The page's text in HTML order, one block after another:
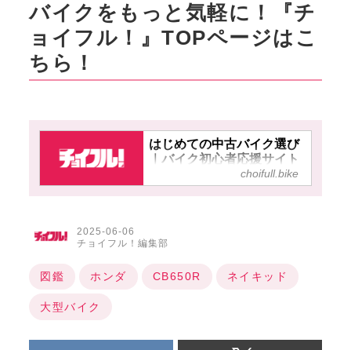
バイクをもっと気軽に！『チ
ョイフル！』TOPページはこ
ちら！
はじめての中古バイク選び
｜バイク初心者応援サイト
【チョイフル！】choifull.bike
2025-06-06
チョイフル！編集部
図鑑 ホンダ CB650R ネイキッド
大型バイク